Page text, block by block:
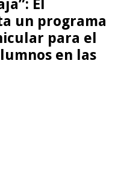
El
un programa
para el
en las